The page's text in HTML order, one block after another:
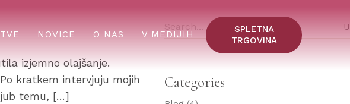
NOVICE O NAS V MEDIJIH
SPLETNA
TRGOVINA
izjemno olajšanje.
kratkem intervjuju mojih
temu, […]
Categories